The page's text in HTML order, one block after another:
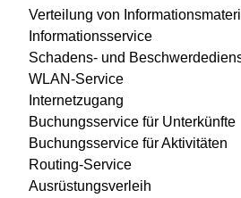
Verteilung von
Informationsservice
Schadens- und
WLAN-Service
Internetzugang
Buchungsservice für Unterkünfte
Buchungsservice für Aktivitäten
Routing-Service
Ausrüstungsverleih